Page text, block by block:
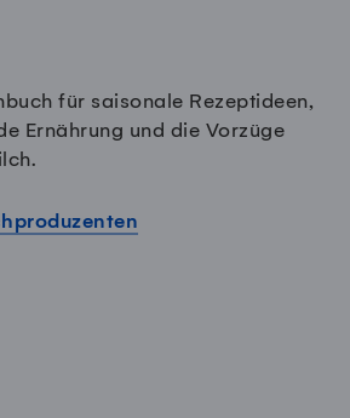
für saisonale Rezeptideen,
Ernährung und die Vorzüge